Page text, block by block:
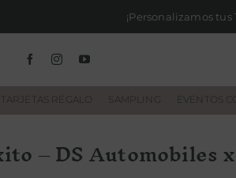
TARJETAS REGALO SAMPLING EVENTOS
– DS Automobiles